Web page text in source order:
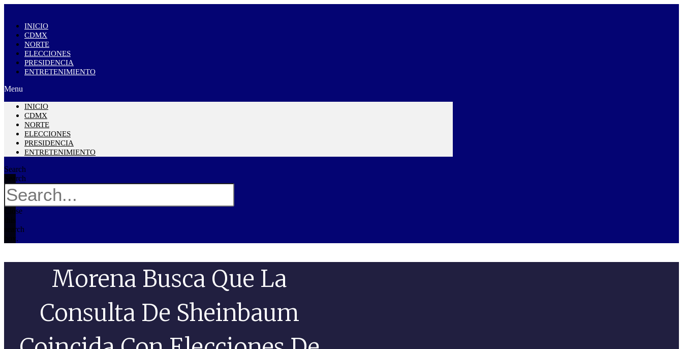
INICIO
CDMX
NORTE
ELECCIONES
PRESIDENCIA
ENTRETENIMIENTO
Menu
INICIO
CDMX
NORTE
ELECCIONES
PRESIDENCIA
ENTRETENIMIENTO
Search
Search
Close
search
box.
Morena Busca Que La
Consulta De Sheinbaum